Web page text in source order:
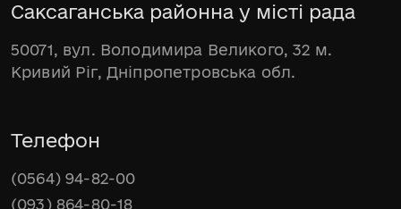
Саксаганська районна у місті рада
50071, вул. Володимира Великого, 32 м.
Кривий Ріг, Дніпропетровська обл.
Телефон
(0564) 94-82-00
(093) 864-80-18